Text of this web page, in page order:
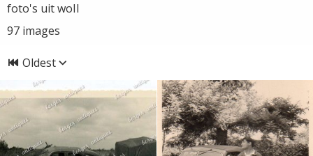
foto's uit woII
97 images
Oldest